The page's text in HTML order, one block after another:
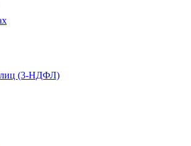
лиц (3-НДФЛ)